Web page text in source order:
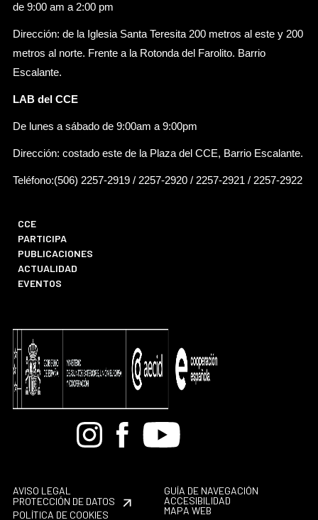
de 9:00 am a 2:00 pm
Dirección: de la Iglesia Santa Teresita 200 metros al este y 200
metros al norte. Frente a la Rotonda del Farolito. Barrio
Escalante.
LAB del CCE
De lunes a sábado de 9:00am a 9:00pm
Dirección: costado este de la Plaza del CCE, Barrio Escalante.
Teléfono:(506) 2257-2919 / 2257-2920 / 2257-2921 / 2257-2922
CCE
PARTICIPA
PUBLICACIONES
ACTUALIDAD
EVENTOS
BandcampInstagramFacebook
Youtube
AVISO LEGAL
PROTECCIÓN DE DATOS
POLÍTICA DE COOKIES
GUÍA DE NAVEGACIÓN
ACCESIBILIDAD
MAPA WEB